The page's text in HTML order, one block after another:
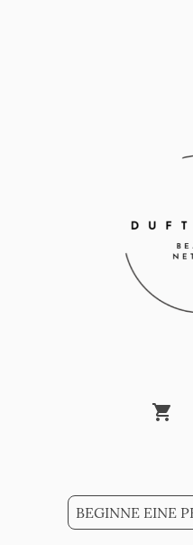
BEGINNE EINE